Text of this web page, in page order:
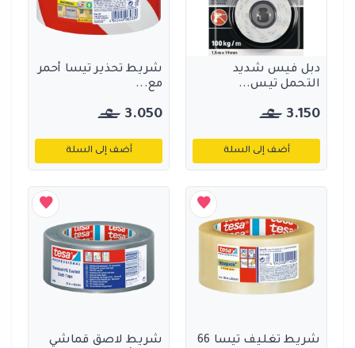
دبل فيس شديد
التحمل تيس...
3.150
أضف إلى السلة
شريط تحذير تيسا أحمر
مع...
3.050
أضف إلى السلة
شريط تغليف تيسا 66
شريط لاصق قماشي